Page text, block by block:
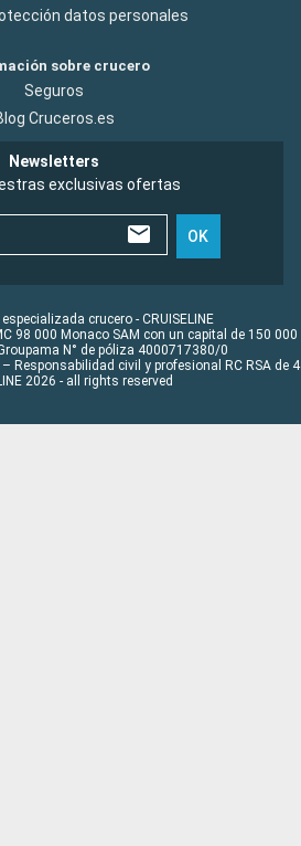
datos personales
sobre crucero
Seguros
Cruceros.es
Newsletters
exclusivas ofertas
OK
crucero - CRUISELINE
98 000 Monaco SAM con un capital de 150 000
N° de póliza 4000717380/0
Responsabilidad civil y profesional RC RSA de
2026 - all rights reserved